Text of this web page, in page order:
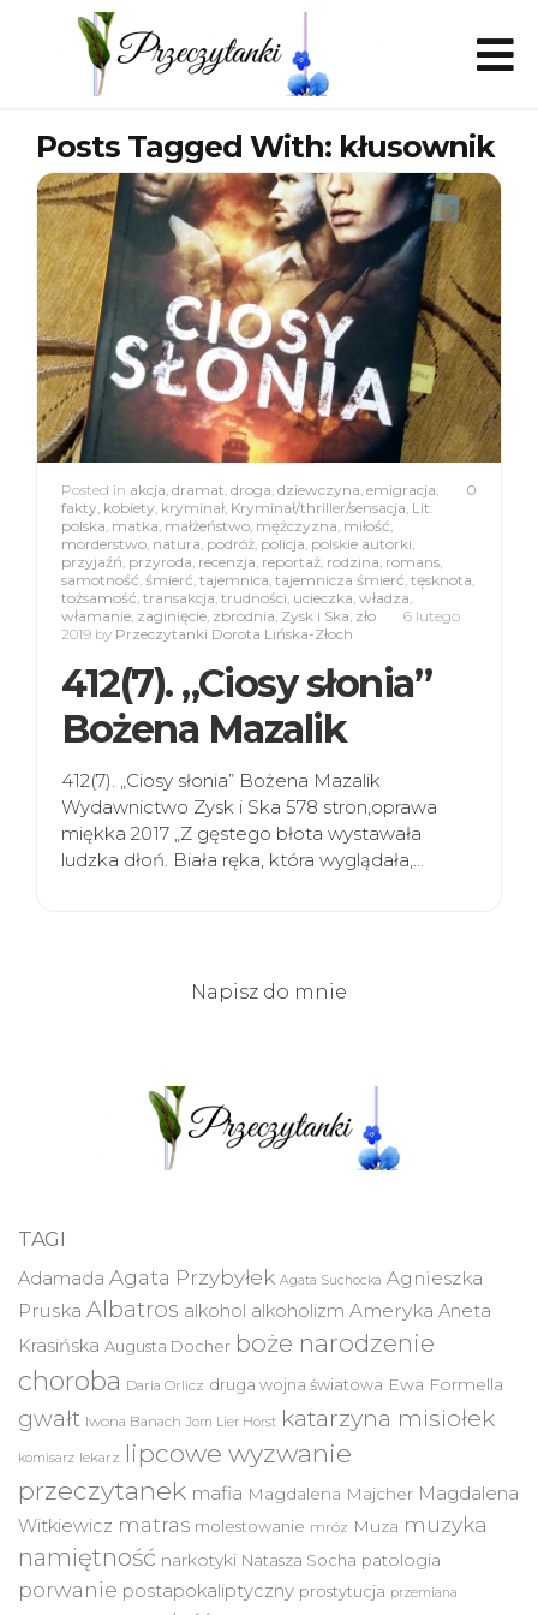
Posts Tagged With: kłusownik
0
Posted in akcja, dramat, droga, dziewczyna, emigracja,
fakty, kobiety, kryminał, Kryminał/thriller/sensacja, Lit.
polska, matka, małżeństwo, mężczyzna, miłość,
morderstwo, natura, podróż, policja, polskie autorki,
przyjaźń, przyroda, recenzja, reportaż, rodzina, romans,
samotność, śmierć, tajemnica, tajemnicza śmierć, tęsknota,
tożsamość, transakcja, trudności, ucieczka, władza,
włamanie, zaginięcie, zbrodnia, Zysk i Ska, zło
6 lutego
2019 by Przeczytanki Dorota Lińska-Złoch
412(7). „Ciosy słonia”
Bożena Mazalik
412(7). „Ciosy słonia” Bożena Mazalik
Wydawnictwo Zysk i Ska 578 stron,oprawa
miękka 2017 „Z gęstego błota wystawała
ludzka dłoń. Biała ręka, która wyglądała,…
Napisz do mnie
TAGI
Adamada Agata Przybyłek Agata Suchocka Agnieszka
Pruska Albatros alkohol alkoholizm Ameryka Aneta
Krasińska Augusta Docher boże narodzenie
choroba Daria Orlicz druga wojna światowa Ewa Formella
gwałt Iwona Banach Jorn Lier Horst katarzyna misiołek
komisarz lekarz lipcowe wyzwanie
przeczytanek mafia Magdalena Majcher Magdalena
Witkiewicz matras molestowanie mróz Muza muzyka
namiętność narkotyki Natasza Socha patologia
porwanie postapokaliptyczny prostytucja przemiana